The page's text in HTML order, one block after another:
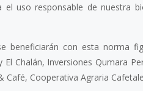
el uso responsable de nuestra
beneficiarán con esta norma
Chalán, Inversiones Qumara
Café, Cooperativa Agraria